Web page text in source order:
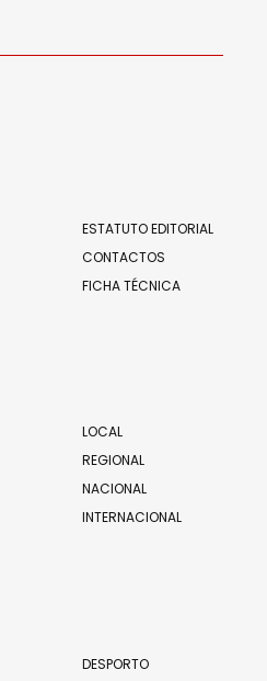
ESTATUTO EDITORIAL
CONTACTOS
FICHA TÉCNICA
LOCAL
REGIONAL
NACIONAL
INTERNACIONAL
DESPORTO